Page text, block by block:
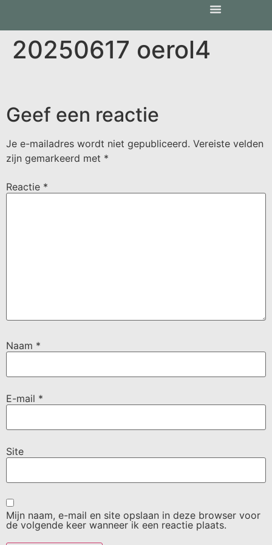
20250617 oerol4
Geef een reactie
Je e-mailadres wordt niet gepubliceerd. Vereiste velden
zijn gemarkeerd met *
Reactie *
Naam *
E-mail *
Site
Mijn naam, e-mail en site opslaan in deze browser voor
de volgende keer wanneer ik een reactie plaats.